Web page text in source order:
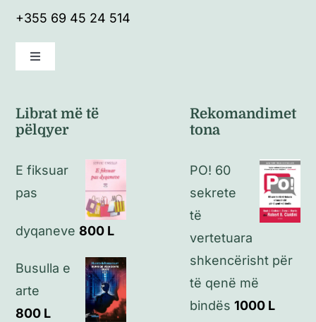
+355 69 45 24 514
Toggle
Politikat e kthimeve
Politikat e privatësisë
Librat më të
pëlqyer
E fiksuar
pas
dyqaneve 800 L
Busulla e
arte
800 L
Rekomandimet
tona
PO! 60
sekrete
të
vertetuara
shkencërisht për
të qenë më
bindës 1000 L